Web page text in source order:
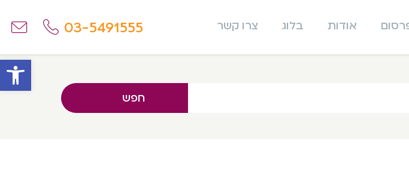
אודות בלוג צרו קשר 03-5491555
חפש